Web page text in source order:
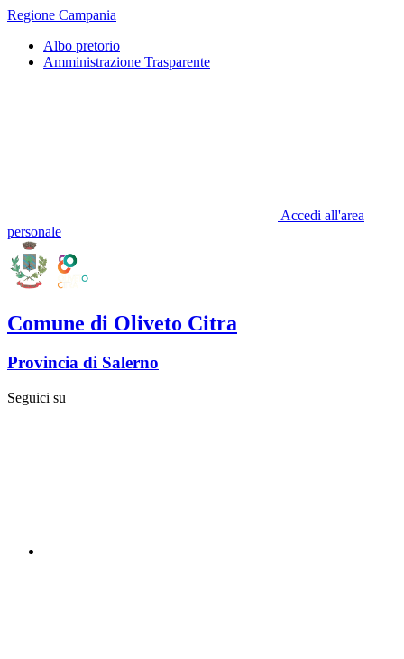
Regione Campania
Albo pretorio
Amministrazione Trasparente
Accedi all'area
personale
Comune di Oliveto Citra
Provincia di Salerno
Seguici su